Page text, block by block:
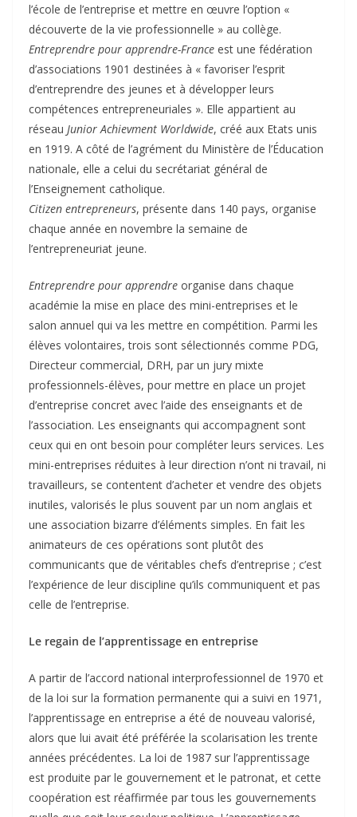
l’école de l’entreprise et mettre en œuvre l’option «
découverte de la vie professionnelle » au collège.
Entreprendre pour apprendre-France est une fédération
d’associations 1901 destinées à « favoriser l’esprit
d’entreprendre des jeunes et à développer leurs
compétences entrepreneuriales ». Elle appartient au
réseau Junior Achievment Worldwide, créé aux Etats unis
en 1919. A côté de l’agrément du Ministère de l’Éducation
nationale, elle a celui du secrétariat général de
l’Enseignement catholique.
Citizen entrepreneurs, présente dans 140 pays, organise
chaque année en novembre la semaine de
l’entrepreneuriat jeune.
Entreprendre pour apprendre organise dans chaque
académie la mise en place des mini-entreprises et le
salon annuel qui va les mettre en compétition. Parmi les
élèves volontaires, trois sont sélectionnés comme PDG,
Directeur commercial, DRH, par un jury mixte
professionnels-élèves, pour mettre en place un projet
d’entreprise concret avec l’aide des enseignants et de
l’association. Les enseignants qui accompagnent sont
ceux qui en ont besoin pour compléter leurs services. Les
mini-entreprises réduites à leur direction n’ont ni travail, ni
travailleurs, se contentent d’acheter et vendre des objets
inutiles, valorisés le plus souvent par un nom anglais et
une association bizarre d’éléments simples. En fait les
animateurs de ces opérations sont plutôt des
communicants que de véritables chefs d’entreprise ; c’est
l’expérience de leur discipline qu’ils communiquent et pas
celle de l’entreprise.
Le regain de l’apprentissage en entreprise
A partir de l’accord national interprofessionnel de 1970 et
de la loi sur la formation permanente qui a suivi en 1971,
l’apprentissage en entreprise a été de nouveau valorisé,
alors que lui avait été préférée la scolarisation les trente
années précédentes. La loi de 1987 sur l’apprentissage
est produite par le gouvernement et le patronat, et cette
coopération est réaffirmée par tous les gouvernements